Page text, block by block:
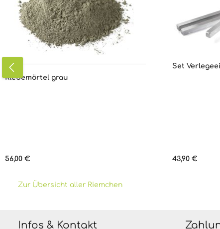
Klebemörtel grau
Regulärer Preis:
56,00 €
Set
Regulärer
43,90 €
Zur Übersicht aller Riemchen
Infos & Kontakt